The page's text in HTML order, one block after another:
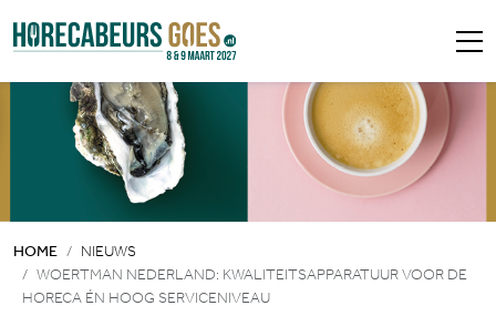
HOME
NIEUWS
WOERTMAN NEDERLAND: KWALITEITSAPPARATUUR VOOR DE
HORECA ÉN HOOG SERVICENIVEAU